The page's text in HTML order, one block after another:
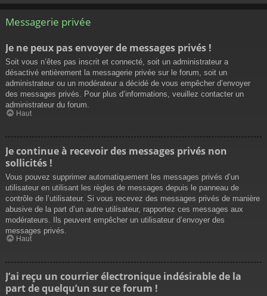
Messagerie privée
Je ne peux pas envoyer de messages privés !
Soit vous n’êtes pas inscrit et connecté, soit un administrateur a
désactivé entièrement la messagerie privée sur le forum, soit un
administrateur ou un modérateur a décidé de vous empêcher d’envoyer
des messages privés. Pour plus d’informations, veuillez contacter un
administrateur du forum.
Haut
Je continue à recevoir des messages privés non
sollicités !
Vous pouvez supprimer automatiquement les messages privés d’un
utilisateur en utilisant les règles de messages depuis le panneau de
contrôle de l’utilisateur. Si vous recevez des messages privés de manière
abusive de la part d’un autre utilisateur, rapportez ces messages aux
modérateurs. Ils peuvent empêcher un utilisateur d’envoyer des
messages privés.
Haut
J’ai reçu un courrier électronique indésirable de la
part de quelqu’un sur ce forum !